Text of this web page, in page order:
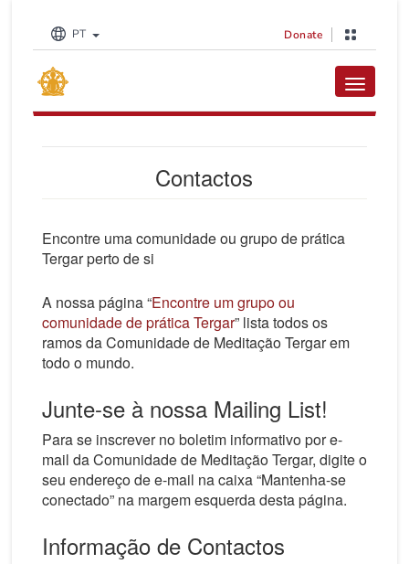
PT Donate
Toggle
Contactos
Encontre uma comunidade ou grupo de prática
Tergar perto de si
A nossa página “Encontre um grupo ou
comunidade de prática Tergar” lista todos os
ramos da Comunidade de Meditação Tergar em
todo o mundo.
Junte-se à nossa Mailing List!
Para se inscrever no boletim informativo por e-
mail da Comunidade de Meditação Tergar, digite o
seu endereço de e-mail na caixa “Mantenha-se
conectado” na margem esquerda desta página.
Informação de Contactos